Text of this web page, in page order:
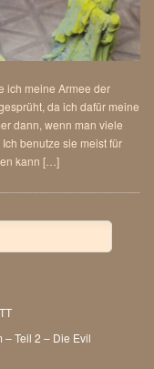
ich meine Armee der
da ich dafür meine
dann, wenn man viele
benutze sie meist für
kann […]
– Teil 2 – Die Evil